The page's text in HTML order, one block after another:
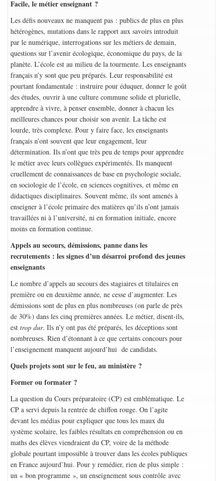
Facile, le métier enseignant ?
Les défis nouveaux ne manquent pas : publics de plus en plus
hétérogènes, mutations dans le rapport aux savoirs introduit
par le numérique, interrogations sur les métiers de demain,
questions sur l’avenir écologique, économique du pays, de la
planète. L’école est au milieu de la tourmente. Les enseignants
français n’y sont que peu préparés. Leur responsabilité est
pourtant fondamentale : instruire pour éduquer, donner le goût
des études, ouvrir à une culture commune solide et plurielle,
apprendre à vivre, à penser ensemble, donner à chacun les
meilleures chances pour choisir son avenir. La tâche est
lourde, très complexe. Pour y faire face, les enseignants
français n’ont souvent que leur engagement, leur
détermination. Ils n’ont que très peu de temps pour apprendre
le métier avec leurs collègues expérimentés. Ils manquent
cruellement de connaissances de base en psychologie sociale,
en sociologie de l’école, en sciences cognitives, et même en
didactiques disciplinaires. Souvent même, ils sont amenés à
enseigner à l’école primaire des matières qu’ils n’ont jamais
travaillées ni à l’université, ni en formation initiale, encore
moins en formation continue.
Appels au secours, démissions, panne dans les
recrutements : les signes d’un désarroi profond des jeunes
enseignants
Le nombre d’appels au secours des stagiaires et titulaires en
première ou en deuxième année, ne cesse d’augmenter. Les
démissions sont de plus en plus nombreuses (on parle de près
de 30%) dans les cinq premières années. Le métier, disent-ils,
est trop dur. Ils n’y ont pas été préparés, les déceptions sont
nombreuses. Rien d’étonnant à ce que certains concours pour
l’enseignement manquent aujourd’hui de candidats.
Quels projets sont sur le feu, au ministère ?
Former ou formater ?
La question du Cours préparatoire (CP) est emblématique. Le
CP a servi depuis la rentrée de chiffon rouge. On l’agite
devant les médias pour expliquer que tous les maux du
système scolaire, les faibles résultats en compréhension ou en
maths des élèves viendraient du CP, voire de la méthode
globale pourtant impossible à trouver dans les écoles publiques
en France aujourd’hui. Pour y remédier, rien de plus simple :
un « bon programme », un enseignement sous contrôle avec